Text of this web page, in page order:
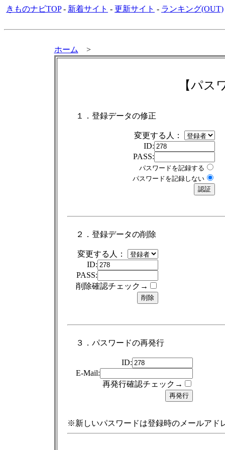
きものナビTOP- 新着サイト - 更新サイト - ランキング(OUT)
ホーム >
【パス
１．登録データの修正
変更する人：
ID:
PASS:
パスワードを記録する
パスワードを記録しない
２．登録データの削除
変更する人：
ID:
PASS:
削除確認チェック→
３．パスワードの再発行
ID:
E-Mail:
再発行確認チェック→
※新しいパスワードは登録時のメールアド